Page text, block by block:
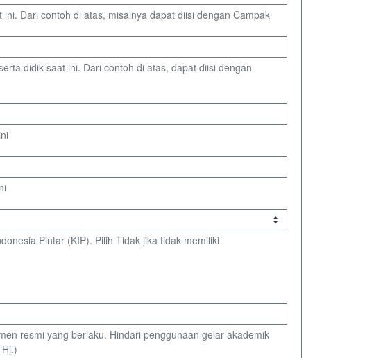
Dari contoh di atas, misalnya dapat diisi dengan Campak
didik saat ini. Dari contoh di atas, dapat diisi dengan
Pintar (KIP). Pilih Tidak jika tidak memiliki
resmi yang berlaku. Hindari penggunaan gelar akademik